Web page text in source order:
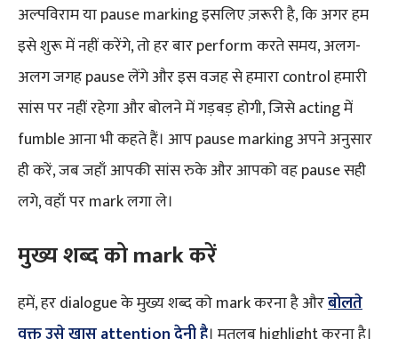
अल्पविराम या pause marking इसलिए ज़रूरी है, कि अगर हम
इसे शुरू में नहीं करेंगे, तो हर बार perform करते समय, अलग-
अलग जगह pause लेंगे और इस वजह से हमारा control हमारी
सांस पर नहीं रहेगा और बोलने में गड़बड़ होगी, जिसे acting में
fumble आना भी कहते हैं। आप pause marking अपने अनुसार
ही करें, जब जहाँ आपकी सांस रुके और आपको वह pause सही
लगे, वहाँ पर mark लगा ले।
मुख्य शब्द को mark करें
हमें, हर dialogue के मुख्य शब्द को mark करना है औरबोलते